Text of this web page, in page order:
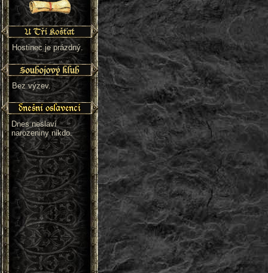
Hostinec je prázdný.
Bez výzev.
Dnes neslaví
narozeniny nikdo.